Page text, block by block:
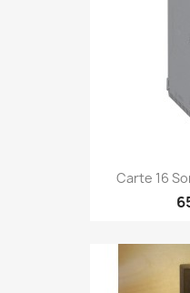
Carte 16